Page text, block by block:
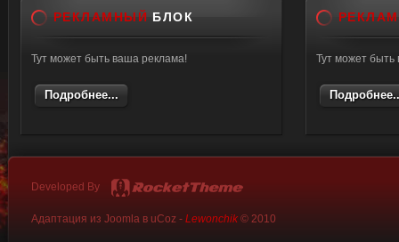
РЕКЛАМНЫЙ БЛОК
Тут может быть ваша реклама!
Подробнее...
Тут может
Developed By
Адаптация из Joomla в uCoz - Lewonchik© 2010